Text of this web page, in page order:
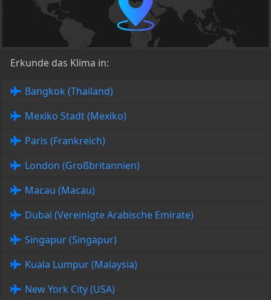
Erkunde das Klima in:
Bangkok (Thailand)
Mexiko Stadt (Mexiko)
Paris (Frankreich)
London (Großbritannien)
Macau (Macau)
Dubai (Vereinigte Arabische Emirate)
Singapur (Singapur)
Kuala Lumpur (Malaysia)
New York City (USA)